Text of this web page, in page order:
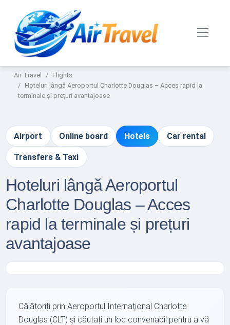
Air Travel
Flights
Hoteluri lângă Aeroportul Charlotte Douglas – Acces rapid la
terminale și prețuri avantajoase
Airport Online board Hotels Car rental
Transfers & Taxi
Hoteluri lângă Aeroportul
Charlotte Douglas – Acces
rapid la terminale și prețuri
avantajoase
Călătoriți prin Aeroportul Internațional Charlotte
Douglas (CLT) și căutați un loc convenabil pentru a vă